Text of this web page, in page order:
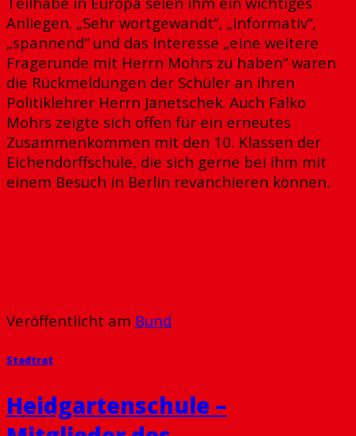
Anliegen. „Sehr wortgewandt“, „informativ“,
„spannend“ und das Interesse „eine weitere
Fragerunde mit Herrn Mohrs zu haben“ waren
die Rückmeldungen der Schüler an ihren
Politiklehrer Herrn Janetschek. Auch Falko
Mohrs zeigte sich offen für ein erneutes
Zusammenkommen mit den 10. Klassen der
Eichendorffschule, die sich gerne bei ihm mit
einem Besuch in Berlin revanchieren können.
Veröffentlicht am Bund
Stadtrat
Heidgartenschule –